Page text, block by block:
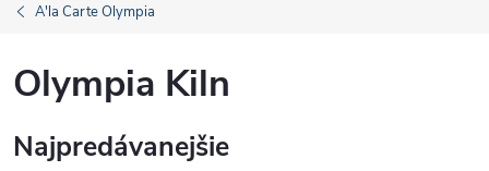
A'la Carte Olympia
Olympia Kiln
Najpredávanejšie